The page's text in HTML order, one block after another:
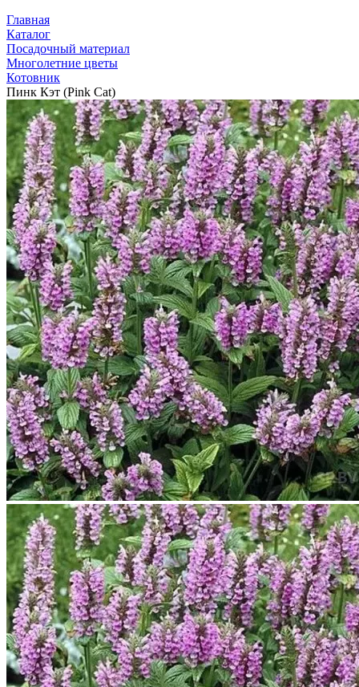
Главная
Каталог
Посадочный материал
Многолетние цветы
Котовник
Пинк Кэт (Pink Cat)